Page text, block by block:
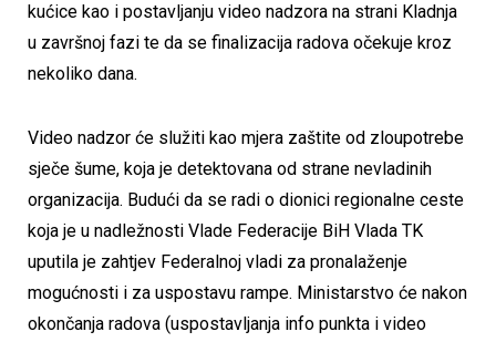
kućice kao i postavljanju video nadzora na strani Kladnja
u završnoj fazi te da se finalizacija radova očekuje kroz
nekoliko dana.
Video nadzor će služiti kao mjera zaštite od zloupotrebe
sječe šume, koja je detektovana od strane nevladinih
organizacija. Budući da se radi o dionici regionalne ceste
koja je u nadležnosti Vlade Federacije BiH Vlada TK
uputila je zahtjev Federalnoj vladi za pronalaženje
mogućnosti i za uspostavu rampe. Ministarstvo će nakon
okončanja radova (uspostavljanja info punkta i video